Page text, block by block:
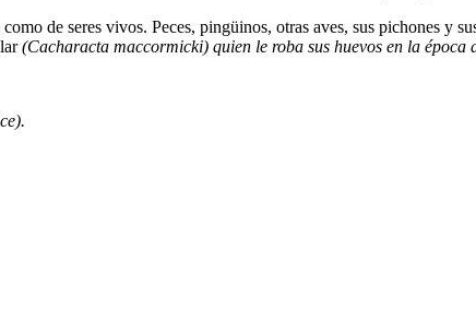
de seres vivos. Peces, pingüinos, otras aves, sus pichones y
(Cacharacta maccormicki) quien le roba sus huevos en la época